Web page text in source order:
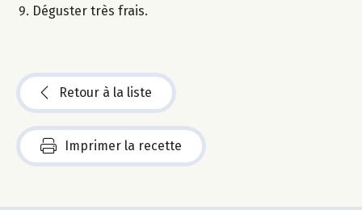
Déguster très frais.
Retour à la liste
Imprimer la recette